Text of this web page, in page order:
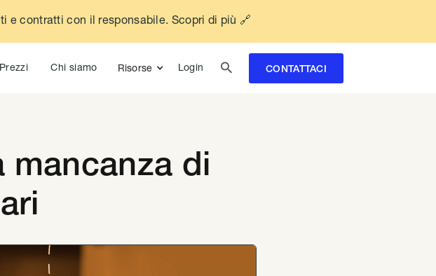
e contratti con il responsabile. Scopri di più 🔗
Prezzi Chi siamo Risorse Login  CONTATTACI
mancanza di